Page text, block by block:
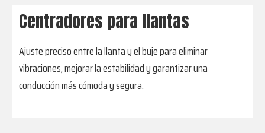
Centradores para llantas
Ajuste preciso entre la llanta y el buje para eliminar
vibraciones, mejorar la estabilidad y garantizar una
conducción más cómoda y segura.